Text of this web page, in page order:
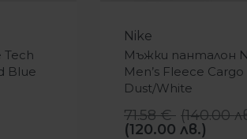
Blue
Nike
Мъжки панталон
Men’s Fleece
Dust/White
71.58€ (140.00
(120.00 лв.)